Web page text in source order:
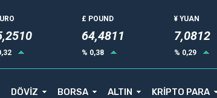
£ POUND
64,4811
% 0,38
¥ YUAN
7,0812
% 0,29
DÖVİZ BORSA ALTIN KRİPTO PARA